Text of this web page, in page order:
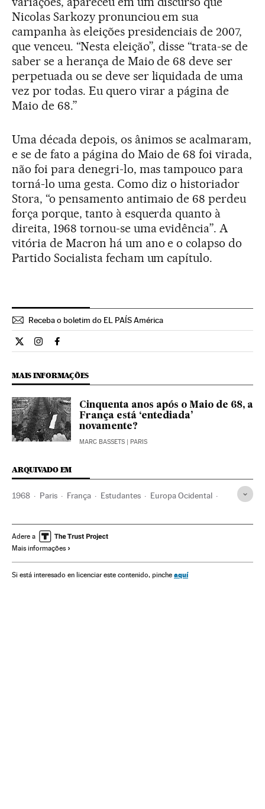
Nicolas Sarkozy pronunciou em sua
campanha às eleições presidenciais de 2007,
que venceu. “Nesta eleição”, disse “trata-se de
saber se a herança de Maio de 68 deve ser
perpetuada ou se deve ser liquidada de uma
vez por todas. Eu quero virar a página de
Maio de 68.”
Uma década depois, os ânimos se acalmaram,
e se de fato a página do Maio de 68 foi virada,
não foi para denegri-lo, mas tampouco para
torná-lo uma gesta. Como diz o historiador
Stora, “o pensamento antimaio de 68 perdeu
força porque, tanto à esquerda quanto à
direita, 1968 tornou-se uma evidência”. A
vitória de Macron há um ano e o colapso do
Partido Socialista fecham um capítulo.
Receba o boletim do EL PAÍS América
Cultura El País Brasil en Twitter
Cultura El País Brasil en Instagram
Cultura El País Brasil en Facebook
MAIS INFORMAÇÕES
Cinquenta anos após o Maio de 68, a
França está ‘entediada’
novamente?
MARC BASSETS | PARIS
ARQUIVADO EM
1968 Paris França Estudantes Europa Ocidental
História contemporânea História
Adere a
Mais informações
Si está interesado en licenciar este contenido, pinche aquí